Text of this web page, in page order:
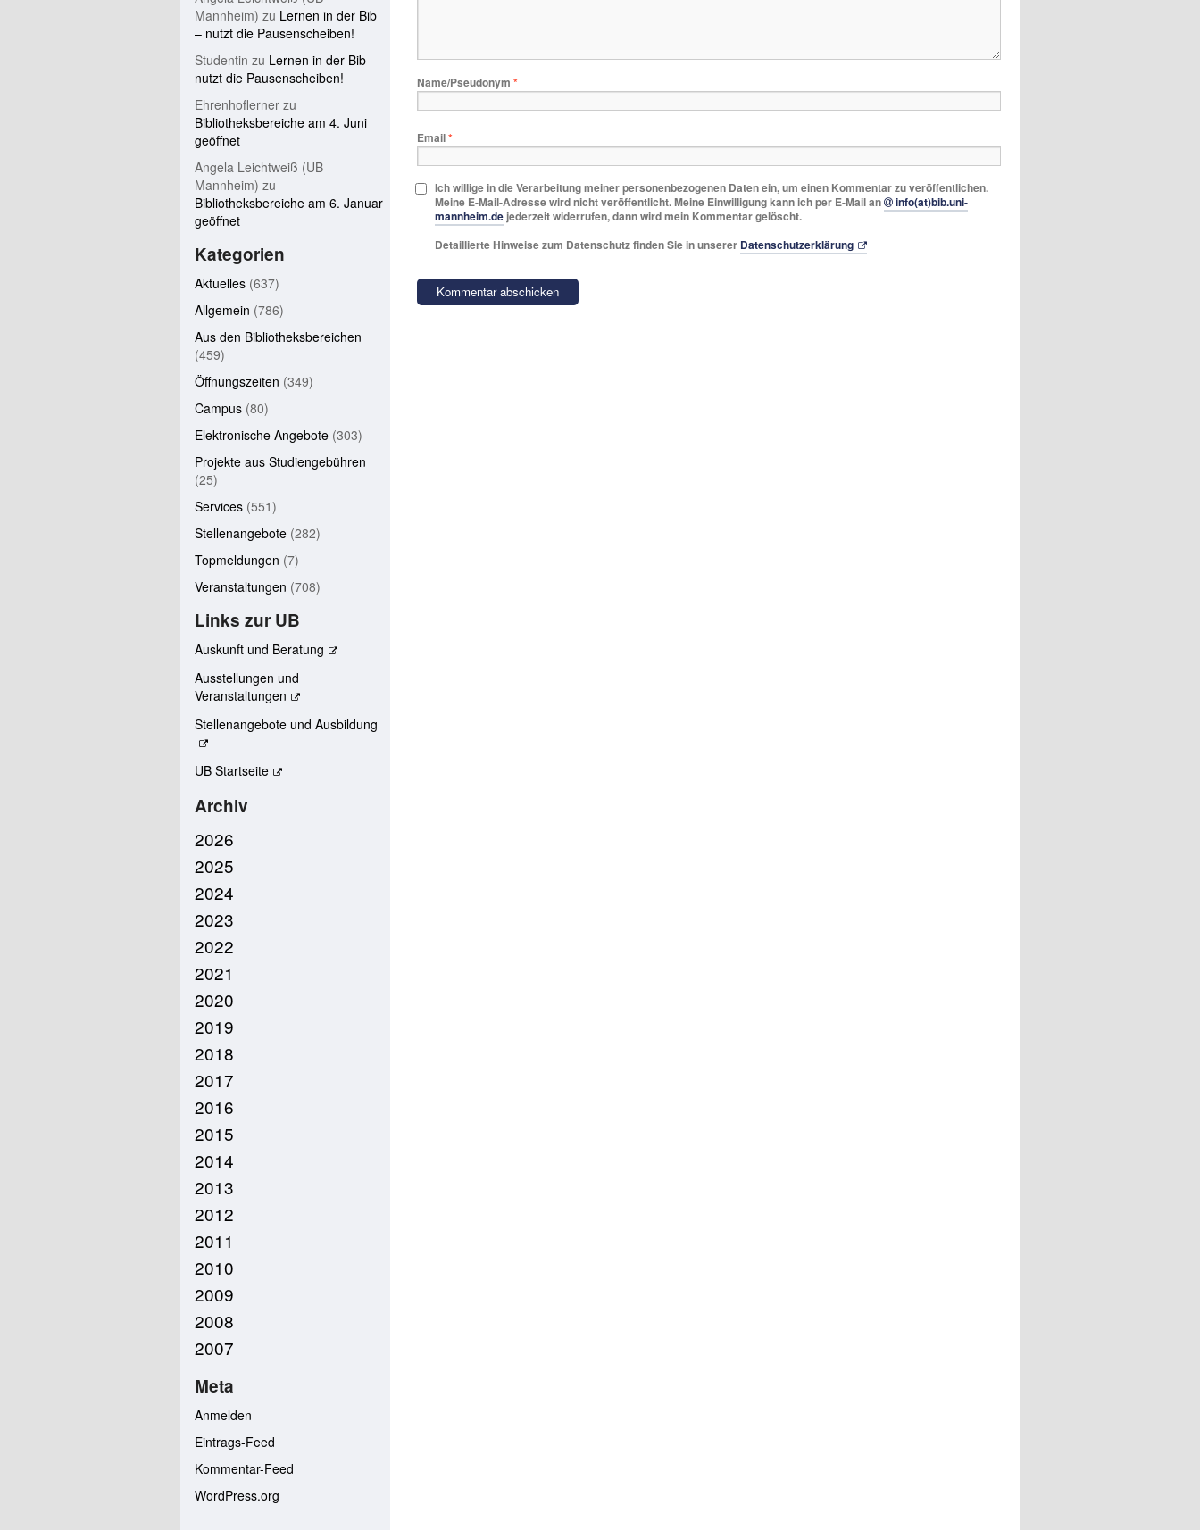
Name/Pseudonym*
Email*
Ich willige in die Verarbeitung meiner personenbezogenen Daten ein, um einen Kommentar zu veröffentlichen.
Meine E-Mail-Adresse wird nicht veröffentlicht. Meine Einwilligung kann ich per E-Mail an
info(at)bib.uni-
mannheim.de jederzeit widerrufen, dann wird mein Kommentar gelöscht.
Detaillierte Hinweise zum Datenschutz finden Sie in unserer Datenschutzerklärung
Mannheim) zu Lernen in der Bib
– nutzt die Pausenscheiben!
Studentin zu Lernen in der Bib –
nutzt die Pausenscheiben!
Ehrenhoflerner zu
Bibliotheksbereiche am 4. Juni
geöffnet
Angela Leichtweiß (UB
Mannheim) zu
Bibliotheksbereiche am 6. Januar
geöffnet
Kategorien
Aktuelles (637)
Allgemein (786)
Aus den Bibliotheksbereichen
(459)
Öffnungszeiten (349)
Campus (80)
Elektronische Angebote (303)
Projekte aus Studiengebühren
(25)
Services (551)
Stellenangebote (282)
Topmeldungen (7)
Veranstaltungen (708)
Links zur UB
Auskunft und Beratung
Ausstellungen und
Veranstaltungen
Stellenangebote und Ausbildung
UB Startseite
Archiv
2026
2025
2024
2023
2022
2021
2020
2019
2018
2017
2016
2015
2014
2013
2012
2011
2010
2009
2008
2007
Meta
Anmelden
Eintrags-Feed
Kommentar-Feed
WordPress.org